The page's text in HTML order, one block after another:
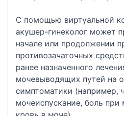
С помощью виртуальной
акушер-гинеколог может
начале или продолжении
противозачаточных
ранее назначенного
мочевыводящих путей на
симптоматики (например,
мочеиспускание, боль при